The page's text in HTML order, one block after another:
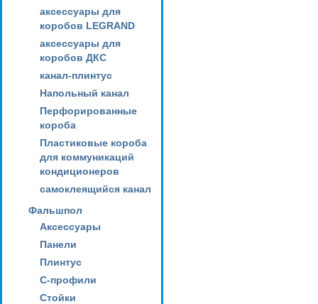
аксессуары для
коробов LEGRAND
аксессуары для
коробов ДКС
канал-плинтус
Напольный канал
Перфорированные
короба
Пластиковые короба
для коммуникаций
кондиционеров
самоклеящийся канал
Фальшпол
Аксессуары
Панели
Плинтус
С-профили
Стойки